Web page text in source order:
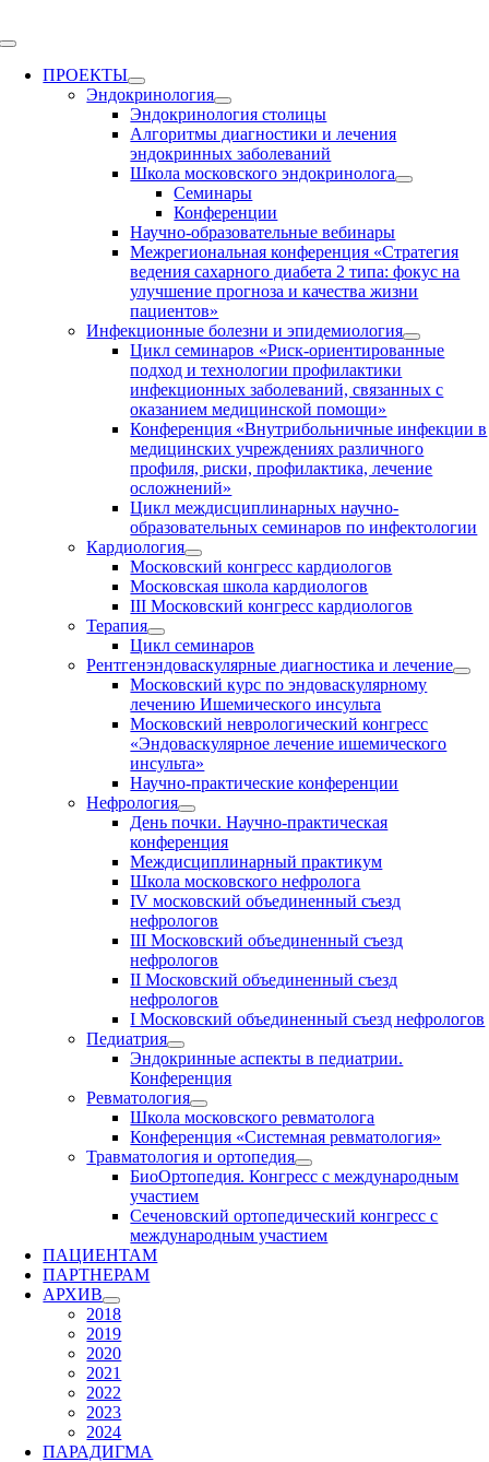
to
Toggle
NavigationПРОЕКТЫ
Эндокринология
Эндокринология столицы
Алгоритмы диагностики и лечения
эндокринных заболеваний
Школа московского эндокринолога
Семинары
Конференции
Научно-образовательные вебинары
Межрегиональная конференция «Стратегия
ведения сахарного диабета 2 типа: фокус на
улучшение прогноза и качества жизни
пациентов»
Инфекционные болезни и эпидемиология
Цикл семинаров «Риск-ориентированные
подход и технологии профилактики
инфекционных заболеваний, связанных с
оказанием медицинской помощи»
Конференция «Внутрибольничные инфекции в
медицинских учреждениях различного
профиля, риски, профилактика, лечение
осложнений»
Цикл междисциплинарных научно-
образовательных семинаров по инфектологии
Кардиология
Московский конгресс кардиологов
Московская школа кардиологов
III Московский конгресс кардиологов
Терапия
Цикл семинаров
Рентгенэндоваскулярные диагностика и лечение
Московский курс по эндоваскулярному
лечению Ишемического инсульта
Московский неврологический конгресс
«Эндоваскулярное лечение ишемического
инсульта»
Научно-практические конференции
Нефрология
День почки. Научно-практическая
конференция
Междисциплинарный практикум
Школа московского нефролога
IV московский объединенный съезд
нефрологов
III Московский объединенный съезд
нефрологов
II Московский объединенный съезд
нефрологов
I Московский объединенный съезд нефрологов
Педиатрия
Эндокринные аспекты в педиатрии.
Конференция
Ревматология
Школа московского ревматолога
Конференция «Системная ревматология»
Травматология и ортопедия
БиоОртопедия. Конгресс с международным
участием
Сеченовский ортопедический конгресс с
международным участием
ПАЦИЕНТАМ
ПАРТНЕРАМ
АРХИВ
2018
2019
2020
2021
2022
2023
2024
ПАРАДИГМА